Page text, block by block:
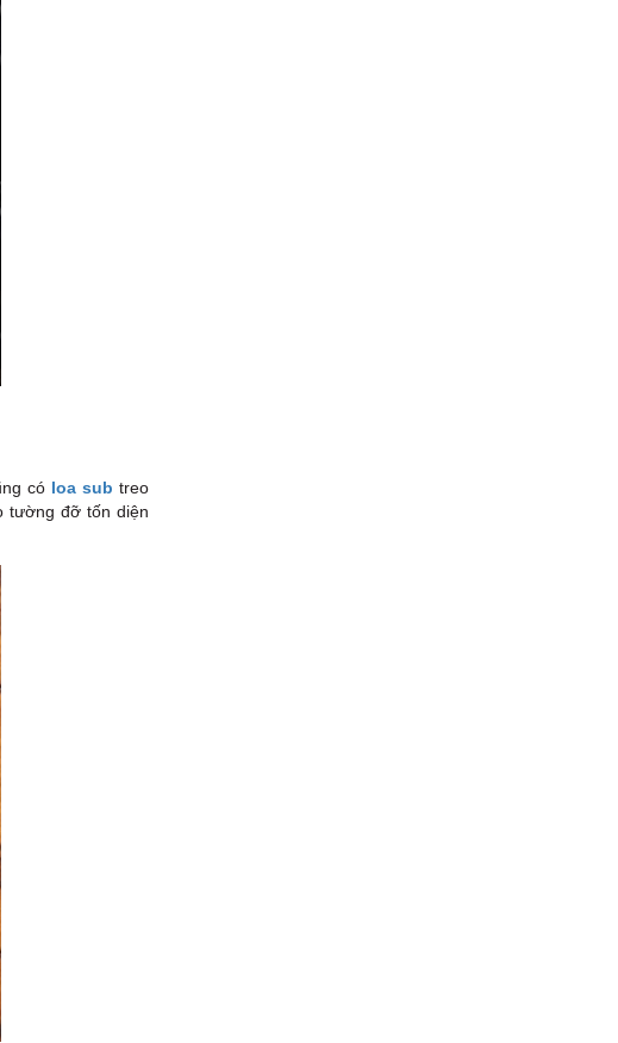
có loa sub treo
tường đỡ tốn diện